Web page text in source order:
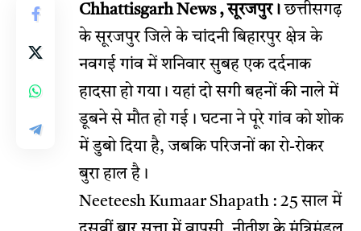
Chhattisgarh News , सूरजपुर। छत्तीसगढ़
के सूरजपुर जिले के चांदनी बिहारपुर क्षेत्र के
नवगई गांव में शनिवार सुबह एक दर्दनाक
हादसा हो गया। यहां दो सगी बहनों की नाले में
डूबने से मौत हो गई। घटना ने पूरे गांव को शोक
में डुबो दिया है, जबकि परिजनों का रो-रोकर
बुरा हाल है।
Neeteesh Kumaar Shapath : 25 साल में